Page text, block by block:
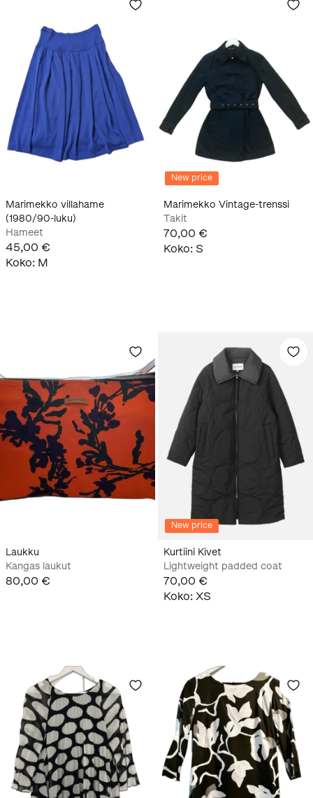
Marimekko villahame
(1980/90-luku)
Hameet
45,00 €
Koko: M
New price
Marimekko Vintage-trenssi
Takit
70,00 €
Koko: S
Laukku
Kangas laukut
80,00 €
New price
Kurtiini Kivet
Lightweight padded coat
70,00 €
Koko: XS